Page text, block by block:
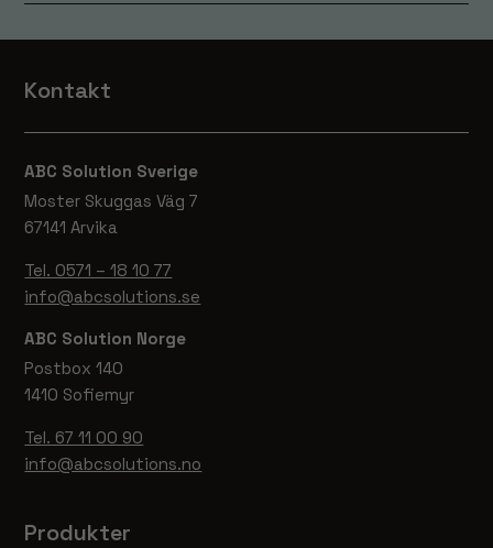
Kontakt
ABC Solution Sverige
Moster Skuggas Väg 7
67141 Arvika
Tel. 0571 – 18 10 77
info@abcsolutions.se
ABC Solution Norge
Postbox 140
1410 Sofiemyr
Tel. 67 11 00 90
info@abcsolutions.no
Produkter